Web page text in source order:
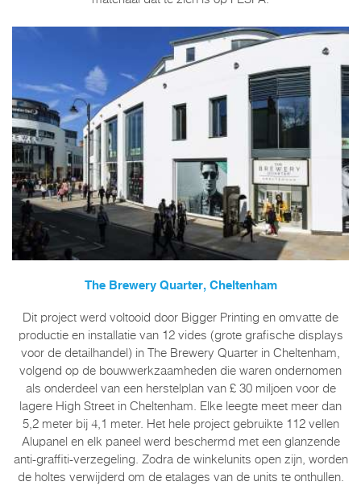
The Brewery Quarter, Cheltenham
Dit project werd voltooid door Bigger Printing en omvatte de
productie en installatie van 12 vides (grote grafische displays
voor de detailhandel) in The Brewery Quarter in Cheltenham,
volgend op de bouwwerkzaamheden die waren ondernomen
als onderdeel van een herstelplan van £ 30 miljoen voor de
lagere High Street in Cheltenham. Elke leegte meet meer dan
5,2 meter bij 4,1 meter. Het hele project gebruikte 112 vellen
Alupanel en elk paneel werd beschermd met een glanzende
anti-graffiti-verzegeling. Zodra de winkelunits open zijn, worden
de holtes verwijderd om de etalages van de units te onthullen.